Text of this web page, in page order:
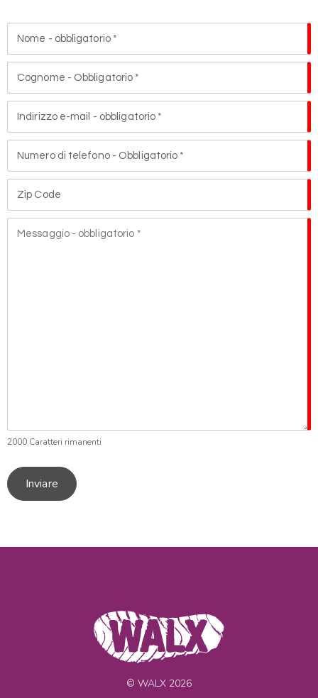
2000 Caratteri rimanenti
Inviare
© WALX 2026